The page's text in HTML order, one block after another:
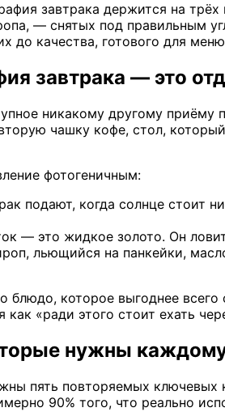
завтрака держится на
— снятых под правильным
до качества, готового для
завтрака — это
никакому другому
чашку кофе, стол,
фотогеничным:
подают, когда солнце стоит
— это жидкое золото. Он
льющийся на панкейки,
блюдо, которое выгоднее
как «ради этого стоит ехать
нужны
пять повторяемых ключевых
90% того, что реально